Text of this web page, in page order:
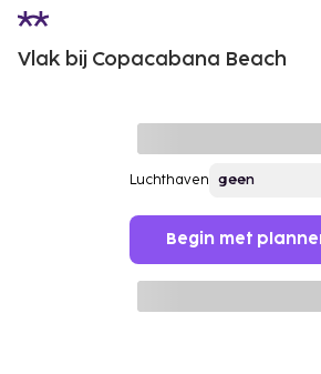
Vlak bij Copacabana Beach
Luchthaven
Begin met